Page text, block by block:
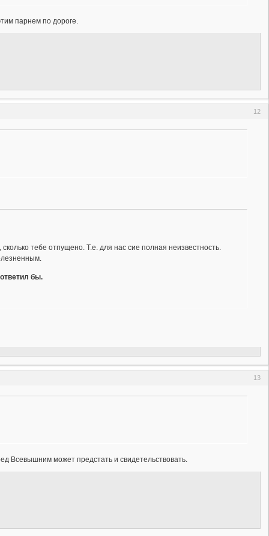
парнем по дороге.
12
тебе отпущено. Т.е. для нас сие полная неизвестность.
бы.
13
Всевышним может предстать и свидетельствовать.